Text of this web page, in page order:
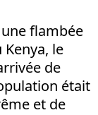
flambée
le
de
était
et de